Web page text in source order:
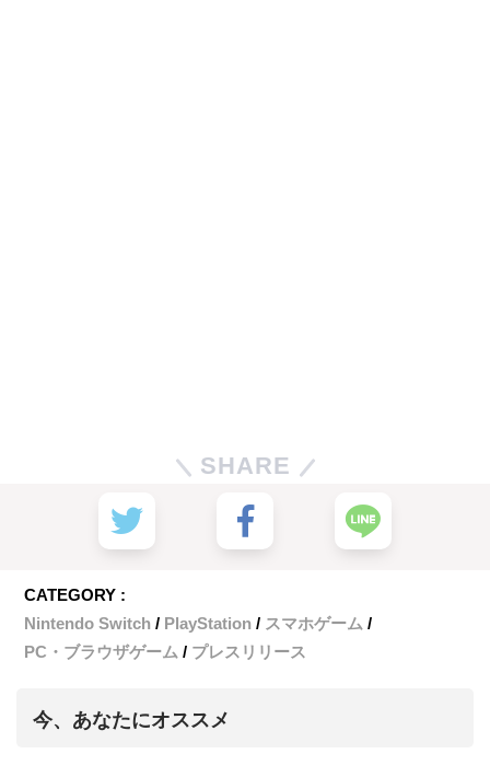
SHARE
CATEGORY :
Nintendo Switch
PlayStation
スマホゲーム
PC・ブラウザゲーム
プレスリリース
今、あなたにオススメ